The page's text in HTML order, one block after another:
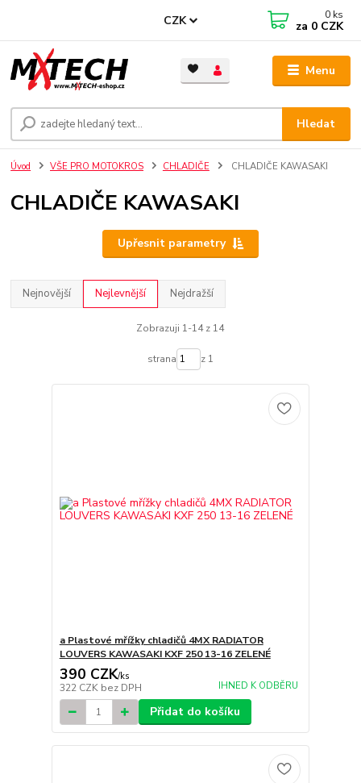
Menu
CZK
Hledat
0 ks
za 0 CZK
Úvod VŠE PRO MOTOKROS CHLADIČE CHLADIČE KAWASAKI
CHLADIČE KAWASAKI
Upřesnit parametry
Nejnovější Nejlevnější Nejdražší
Zobrazuji 1-14 z 14
strana z 1
a Plastové mřížky chladičů 4MX RADIATOR
LOUVERS KAWASAKI KXF 250 13-16 ZELENÉ
390 CZK/ks
322 CZK bez DPH IHNED K ODBĚRU
Přidat do košíku